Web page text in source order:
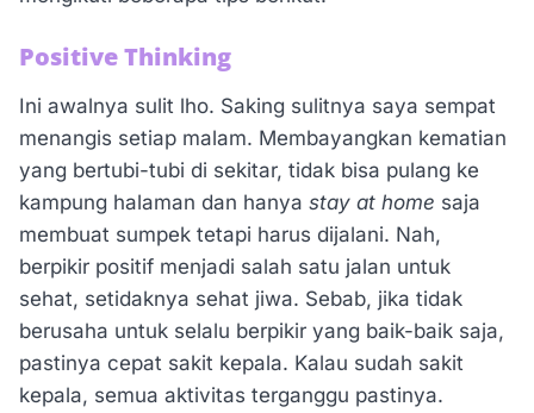
Positive Thinking
Ini awalnya sulit lho. Saking sulitnya saya sempat
menangis setiap malam. Membayangkan kematian
yang bertubi-tubi di sekitar, tidak bisa pulang ke
kampung halaman dan hanya stay at home saja
membuat sumpek tetapi harus dijalani. Nah,
berpikir positif menjadi salah satu jalan untuk
sehat, setidaknya sehat jiwa. Sebab, jika tidak
berusaha untuk selalu berpikir yang baik-baik saja,
pastinya cepat sakit kepala. Kalau sudah sakit
kepala, semua aktivitas terganggu pastinya.